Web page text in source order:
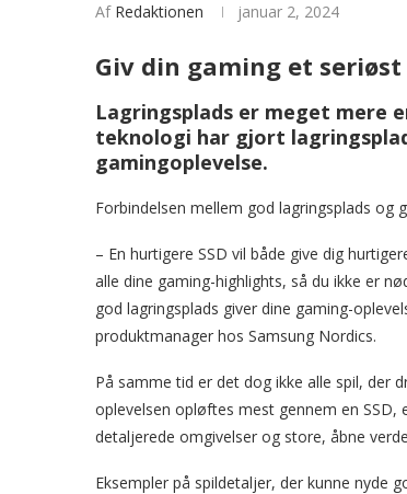
Af Redaktionen januar 2, 2024
Giv din gaming et
Lagringsplads er meget mere
teknologi har gjort
gamingoplevelse.
Forbindelsen mellem god lagringsplads og
– En hurtigere SSD vil både give dig
alle dine gaming-highlights, så du ikke er
god lagringsplads giver dine gaming-
produktmanager hos Samsung Nordics.
På samme tid er det dog ikke alle spil, der
oplevelsen opløftes mest gennem en
detaljerede omgivelser og store, åbne
Eksempler på spildetaljer, der kunne nyde